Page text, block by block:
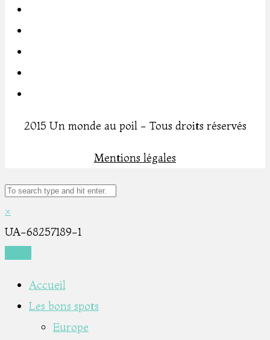
2015 Un monde au poil - Tous droits réservés
Mentions légales
×
UA-68257189-1
Accueil
Les bons spots
Europe